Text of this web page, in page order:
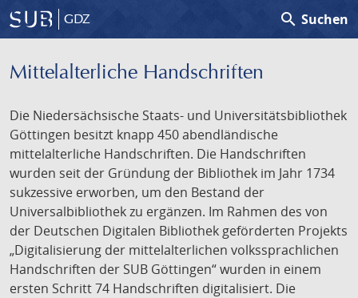
GDZ search Suchen
Mittelalterliche Handschriften
Die Niedersächsische Staats- und Universitätsbibliothek
Göttingen besitzt knapp 450 abendländische
mittelalterliche Handschriften. Die Handschriften
wurden seit der Gründung der Bibliothek im Jahr 1734
sukzessive erworben, um den Bestand der
Universalbibliothek zu ergänzen. Im Rahmen des von
der Deutschen Digitalen Bibliothek geförderten Projekts
„Digitalisierung der mittelalterlichen volkssprachlichen
Handschriften der SUB Göttingen“ wurden in einem
ersten Schritt 74 Handschriften digitalisiert. Die